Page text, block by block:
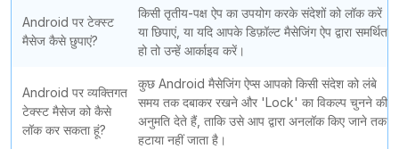
Android पर टेक्स्ट
मैसेज कैसे छुपाएं?
किसी तृतीय-पक्ष ऐप का उपयोग करके संदेशों को लॉक करें
या छिपाएं, या यदि आपके डिफ़ॉल्ट मैसेजिंग ऐप द्वारा समर्थित
हो तो उन्हें आर्काइव करें।
Android पर व्यक्तिगत
टेक्स्ट मैसेज को कैसे
लॉक कर सकता हूं?
कुछ Android मैसेजिंग ऐप्स आपको किसी संदेश को लंबे
समय तक दबाकर रखने और 'Lock' का विकल्प चुनने की
अनुमति देते हैं, ताकि उसे आप द्वारा अनलॉक किए जाने तक
हटाया नहीं जाता है।